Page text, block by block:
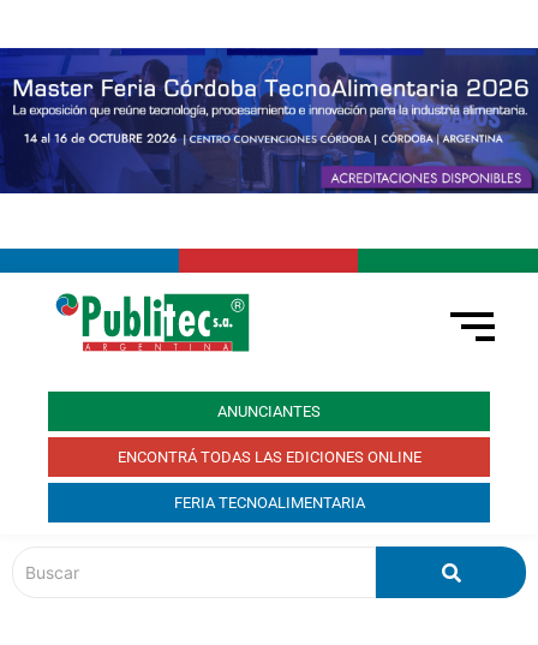
ANUNCIANTES
ENCONTRÁ TODAS LAS EDICIONES ONLINE
FERIA TECNOALIMENTARIA